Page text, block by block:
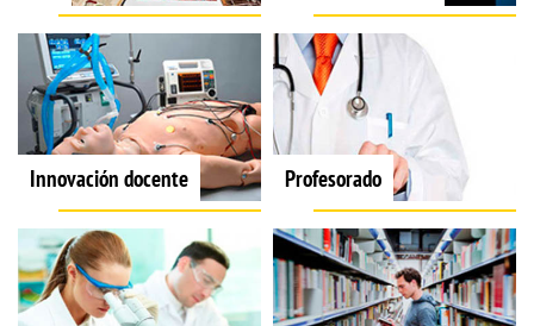
Innovación docente Profesorado